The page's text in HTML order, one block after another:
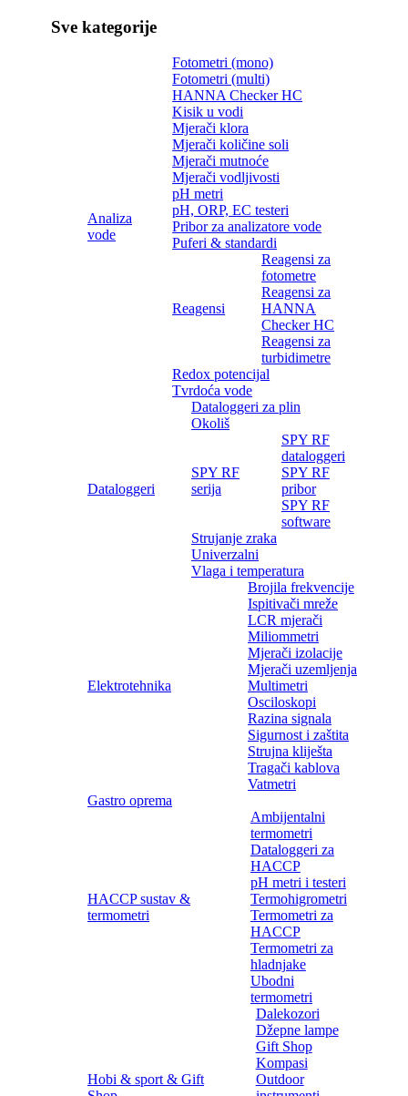
Sve kategorije
Analiza
vode
Fotometri (mono)
Fotometri (multi)
HANNA Checker HC
Kisik u vodi
Mjerači klora
Mjerači količine soli
Mjerači mutnoće
Mjerači vodljivosti
pH metri
pH, ORP, EC testeri
Pribor za analizatore vode
Puferi & standardi
Reagensi
Reagensi za
fotometre
Reagensi za
HANNA
Checker HC
Reagensi za
turbidimetre
Redox potencijal
Tvrdoća vode
Dataloggeri
Dataloggeri za plin
Okoliš
SPY RF
serija
SPY RF
dataloggeri
SPY RF
pribor
SPY RF
software
Strujanje zraka
Univerzalni
Vlaga i temperatura
Elektrotehnika
Brojila frekvencije
Ispitivači mreže
LCR mjerači
Miliommetri
Mjerači izolacije
Mjerači uzemljenja
Multimetri
Osciloskopi
Razina signala
Sigurnost i zaštita
Strujna kliješta
Tragači kablova
Vatmetri
Gastro oprema
HACCP sustav &
termometri
Ambijentalni
termometri
Dataloggeri za
HACCP
pH metri i testeri
Termohigrometri
Termometri za
HACCP
Termometri za
hladnjake
Ubodni
termometri
Hobi & sport & Gift
Dalekozori
Džepne lampe
Gift Shop
Kompasi
Outdoor